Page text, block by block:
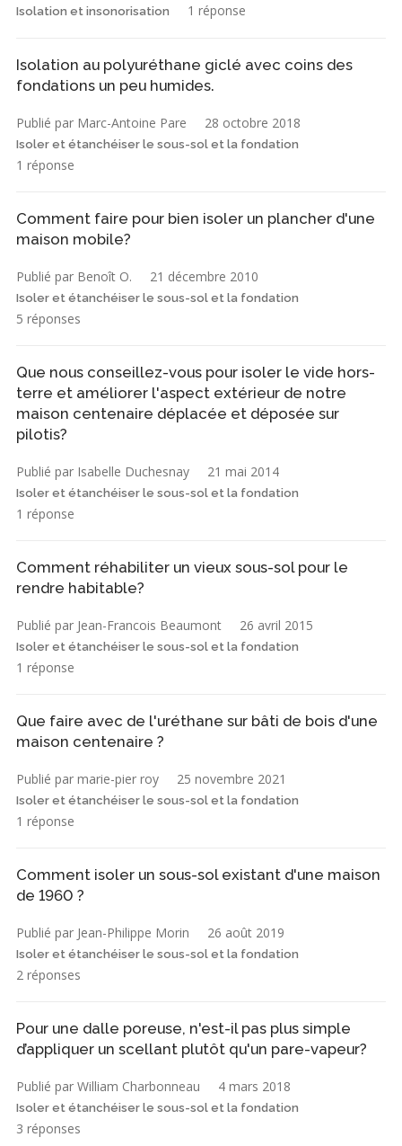
Isolation et insonorisation 1 réponse
Isolation au polyuréthane giclé avec coins des
fondations un peu humides.
Publié par Marc-Antoine Pare 28 octobre 2018
Isoler et étanchéiser le sous-sol et la fondation
1 réponse
Comment faire pour bien isoler un plancher d'une
maison mobile?
Publié par Benoît O. 21 décembre 2010
Isoler et étanchéiser le sous-sol et la fondation
5 réponses
Que nous conseillez-vous pour isoler le vide hors-
terre et améliorer l'aspect extérieur de notre
maison centenaire déplacée et déposée sur
pilotis?
Publié par Isabelle Duchesnay 21 mai 2014
Isoler et étanchéiser le sous-sol et la fondation
1 réponse
Comment réhabiliter un vieux sous-sol pour le
rendre habitable?
Publié par Jean-Francois Beaumont 26 avril 2015
Isoler et étanchéiser le sous-sol et la fondation
1 réponse
Que faire avec de l'uréthane sur bâti de bois d'une
maison centenaire ?
Publié par marie-pier roy 25 novembre 2021
Isoler et étanchéiser le sous-sol et la fondation
1 réponse
Comment isoler un sous-sol existant d'une maison
de 1960 ?
Publié par Jean-Philippe Morin 26 août 2019
Isoler et étanchéiser le sous-sol et la fondation
2 réponses
Pour une dalle poreuse, n'est-il pas plus simple
d’appliquer un scellant plutôt qu'un pare-vapeur?
Publié par William Charbonneau 4 mars 2018
Isoler et étanchéiser le sous-sol et la fondation
3 réponses